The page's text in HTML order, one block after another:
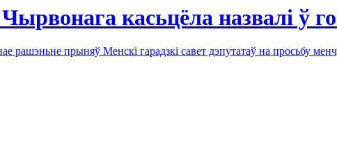
касьцёла назвалі ў
рашэньне прыняў Менскі гарадзкі савет дэпутатаў на просьбу